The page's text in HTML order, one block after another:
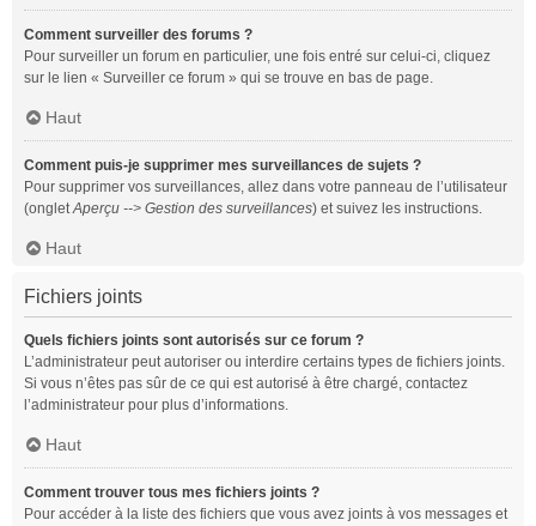
Comment surveiller des forums ?
Pour surveiller un forum en particulier, une fois entré sur celui-ci, cliquez
sur le lien « Surveiller ce forum » qui se trouve en bas de page.
Haut
Comment puis-je supprimer mes surveillances de sujets ?
Pour supprimer vos surveillances, allez dans votre panneau de l’utilisateur
(ongletAperçu --> Gestion des surveillances) et suivez les instructions.
Haut
Fichiers joints
Quels fichiers joints sont autorisés sur ce forum ?
L’administrateur peut autoriser ou interdire certains types de fichiers joints.
Si vous n’êtes pas sûr de ce qui est autorisé à être chargé, contactez
l’administrateur pour plus d’informations.
Haut
Comment trouver tous mes fichiers joints ?
Pour accéder à la liste des fichiers que vous avez joints à vos messages et